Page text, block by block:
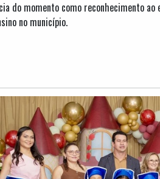
do momento como reconhecimento
no município.